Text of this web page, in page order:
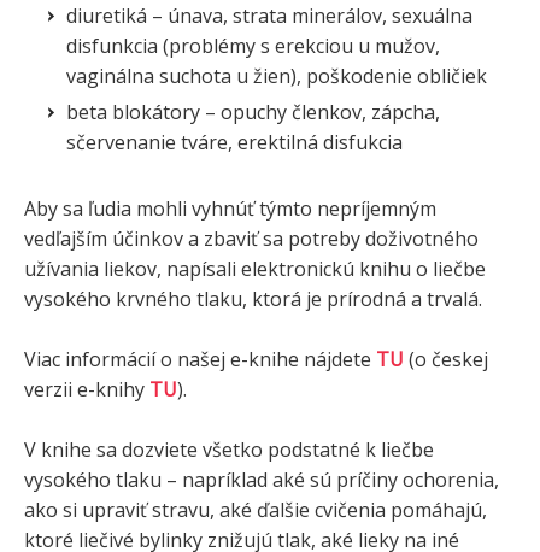
diuretiká – únava, strata minerálov, sexuálna
disfunkcia (problémy s erekciou u mužov,
vaginálna suchota u žien), poškodenie obličiek
beta blokátory – opuchy členkov, zápcha,
sčervenanie tváre, erektilná disfukcia
Aby sa ľudia mohli vyhnúť týmto nepríjemným
vedľajším účinkov a zbaviť sa potreby doživotného
užívania liekov, napísali elektronickú knihu o liečbe
vysokého krvného tlaku, ktorá je prírodná a trvalá.
Viac informácií o našej e-knihe nájdete TU (o českej
verzii e-knihy TU).
V knihe sa dozviete všetko podstatné k liečbe
vysokého tlaku – napríklad aké sú príčiny ochorenia,
ako si upraviť stravu, aké ďalšie cvičenia pomáhajú,
ktoré liečivé bylinky znižujú tlak, aké lieky na iné